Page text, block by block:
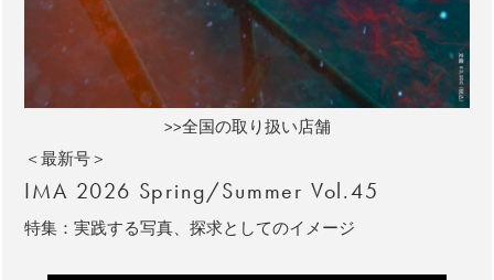
>>全国の取り扱い店舗
＜最新号＞
IMA 2026 Spring/Summer Vol.45
特集：実践する写真、探求としてのイメージ